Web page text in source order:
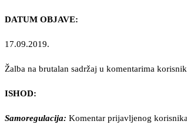
DATUM OBJAVE:
17.09.2019.
Žalba na brutalan sadržaj u komentarima
ISHOD:
Samoregulacija: Komentar prijavljenog